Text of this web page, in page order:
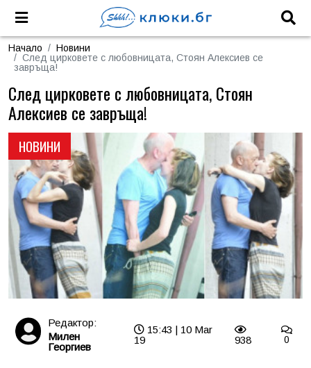
Начало
Новини
След цирковете с любовницата, Стоян Алексиев се
завръща!
НОВИНИ
След цирковете с любовницата, Стоян
Алексиев се завръща!
Редактор:
Милен
Георгиев
15:43 | 10 Mar
19
938 0